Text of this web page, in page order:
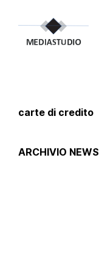
carte di credito
ARCHIVIO NEWS